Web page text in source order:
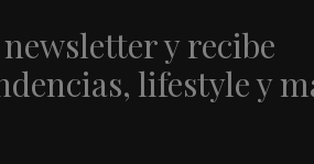
y recibe
lifestyle y